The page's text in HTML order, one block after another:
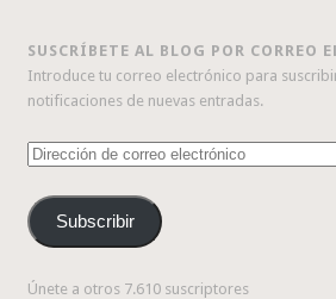
SUSCRÍBETE AL BLOG POR CORREO
Introduce tu correo electrónico para
notificaciones de nuevas entradas.
Dirección
correo
electrónico
Subscribir
Únete a otros 7.610 suscriptores